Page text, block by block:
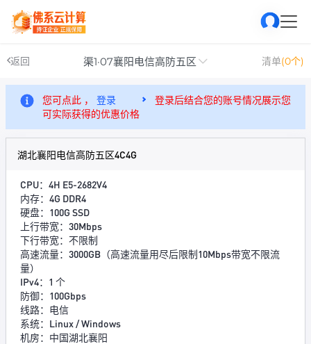
返回 渠1·07襄阳电信高防五区 清单(0个)
您可点此 ， 登录
登录后结合您的账号情况展示您
可实际获得的优惠价格
湖北襄阳电信高防五区4C4G
CPU：4H E5-2682V4
内存：4G DDR4
硬盘：100G SSD
上行带宽：30Mbps
下行带宽：不限制
高速流量：3000GB（高速流量用尽后限制10Mbps带宽不限流
量）
IPv4：1 个
防御：100Gbps
线路：电信
系统：Linux / Windows
机房：中国湖北襄阳